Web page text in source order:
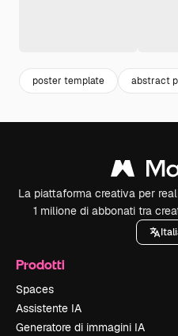
poster template abstract
La piattaforma creativa per
1 milione di abbonati tra
Prodotti
Spaces
Assistente IA
Generatore di immagini IA